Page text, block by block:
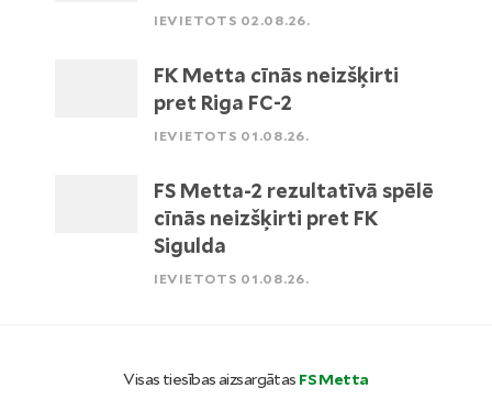
IEVIETOTS 02.08.26.
FK Metta cīnās neizšķirti
pret Riga FC-2
IEVIETOTS 01.08.26.
FS Metta-2 rezultatīvā spēlē
cīnās neizšķirti pret FK
Sigulda
IEVIETOTS 01.08.26.
Visas tiesības aizsargātas FS Metta